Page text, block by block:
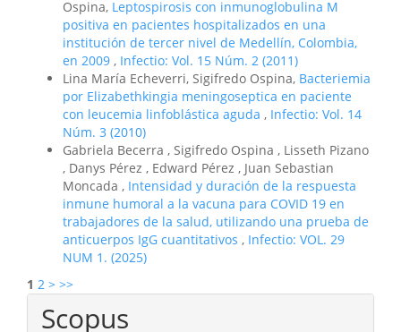
Ospina, Leptospirosis con inmunoglobulina M
positiva en pacientes hospitalizados en una
institución de tercer nivel de Medellín, Colombia,
en 2009 , Infectio: Vol. 15 Núm. 2 (2011)
Lina María Echeverri, Sigifredo Ospina, Bacteriemia
por Elizabethkingia meningoseptica en paciente
con leucemia linfoblástica aguda , Infectio: Vol. 14
Núm. 3 (2010)
Gabriela Becerra , Sigifredo Ospina , Lisseth Pizano
, Danys Pérez , Edward Pérez , Juan Sebastian
Moncada , Intensidad y duración de la respuesta
inmune humoral a la vacuna para COVID 19 en
trabajadores de la salud, utilizando una prueba de
anticuerpos IgG cuantitativos , Infectio: VOL. 29
NUM 1. (2025)
1 2 > >>
Scopus